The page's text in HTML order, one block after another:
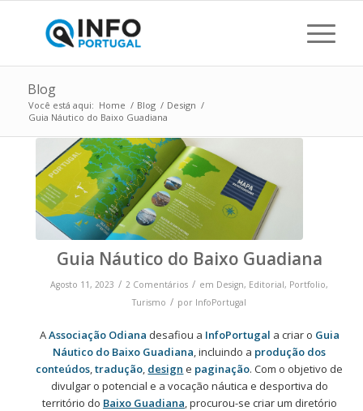
Blog
Você está aqui: Home / Blog / Design /
Guia Náutico do Baixo Guadiana
Guia Náutico do Baixo Guadiana
Agosto 11, 2023 / 2 Comentários / em Design, Editorial, Portfolio,
Turismo / por InfoPortugal
AAssociação Odiana desafiou a InfoPortugal a criar o Guia
Náutico do Baixo Guadiana, incluindo a produção dos
conteúdos,tradução, design e paginação. Com o objetivo de
divulgar o potencial e a vocação náutica e desportiva do
território do Baixo Guadiana, procurou-se criar um diretório